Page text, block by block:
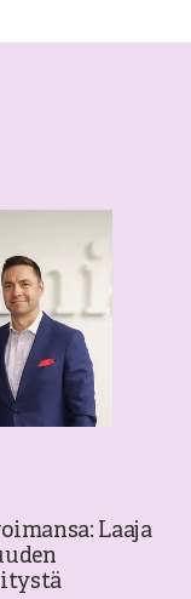
Laaja